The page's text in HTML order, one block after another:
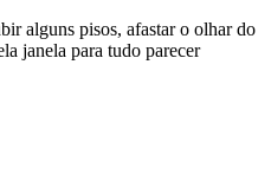
alguns pisos, afastar o olhar do
janela para tudo parecer